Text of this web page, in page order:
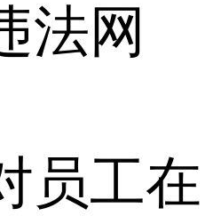
法网
员工在